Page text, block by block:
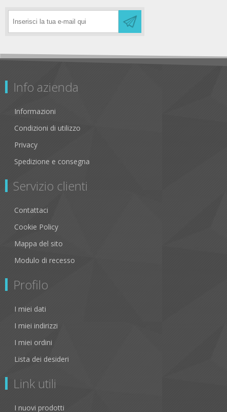
Info azienda
Informazioni
Condizioni di utilizzo
Privacy
Spedizione e consegna
Servizio clienti
Contattaci
Cookie Policy
Mappa del sito
Modulo di recesso
Profilo
I miei dati
I miei indirizzi
I miei ordini
Lista dei desideri
Link utili
I nuovi prodotti